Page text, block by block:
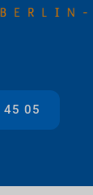
05